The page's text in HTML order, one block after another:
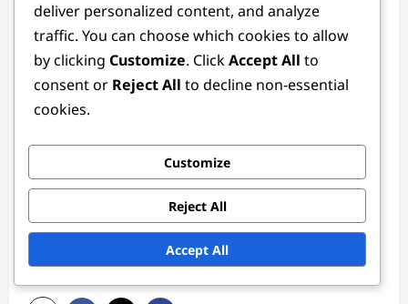
Ethan Rivers
Author
Als leidenschaftlicher Fussball-Enthusiast und taktischer
Analyst hat Ethan Rivers über ein Jahrzehnt damit
studieren. Mit einem Hintergrund im Sportjournalismus
verbindet er seine Liebe zum Spiel mit einem Talent fürs
Geschichtenerzählen und hilft den Fans, die Strategien
zu verstehen, die den Fussball so fesselnd machen.
View All Posts
deliver personalized content, and analyze
traffic. You can choose which cookies to allow
by clicking Customize. ClickAccept All to
consent or Reject All to decline non-essential
cookies.
Customize
Reject All
Accept All